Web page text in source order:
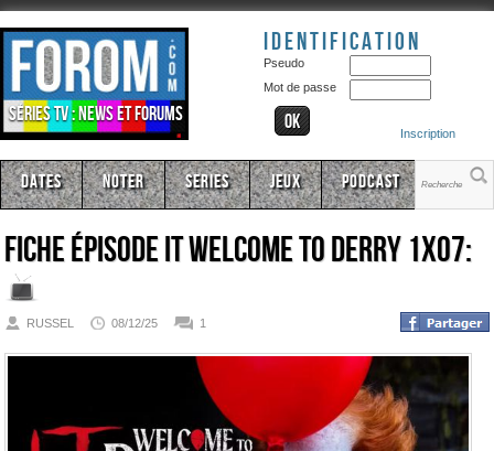
Séries TV : news et forums
Identification
Pseudo
Mot de passe
Inscription
Dates Noter Series Jeux Podcast
Fiche épisodeIt Welcome to Derry 1x07:
RUSSEL 08/12/25 1